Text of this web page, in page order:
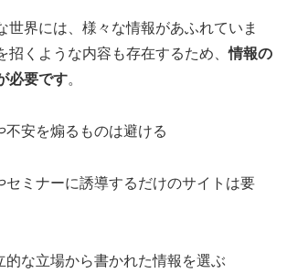
世界には、様々な情報があふれていま
招くような内容も存在するため、情報の
必要です。
不安を煽るものは避ける
セミナーに誘導するだけのサイトは要
的な立場から書かれた情報を選ぶ